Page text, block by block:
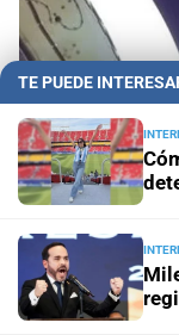
TE PUEDE